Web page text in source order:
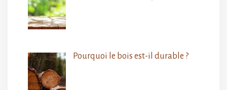
Pourquoi le bois est-il durable ?